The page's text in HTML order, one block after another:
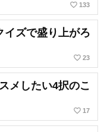
favorite_border 133
イズで盛り上がろ
favorite_border 23
メしたい4択のこ
favorite_border 17